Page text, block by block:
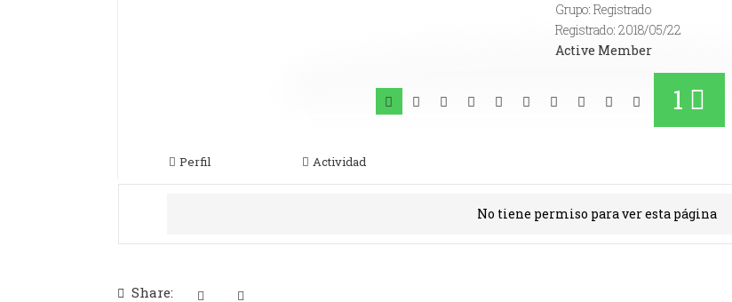
Grupo: Registrado
Registrado: 2018/05/22
Active Member
1
Perfil Actividad
No tiene permiso para ver esta página
Share: